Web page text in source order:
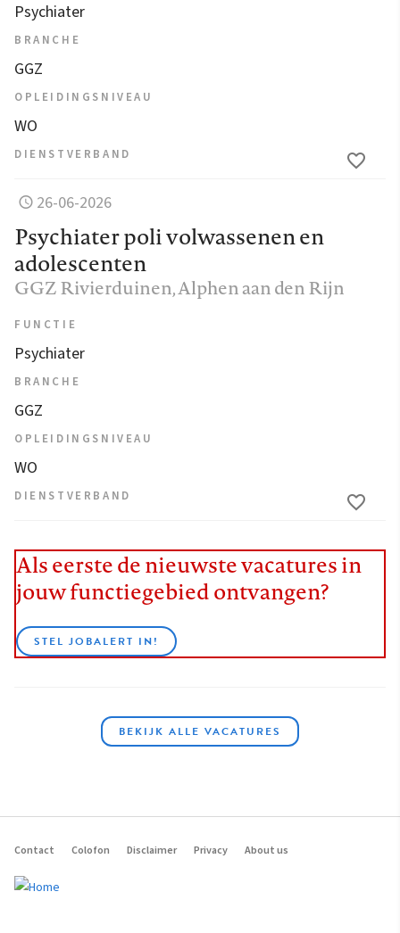
Psychiater
BRANCHE
GGZ
OPLEIDINGSNIVEAU
WO
DIENSTVERBAND
26-06-2026
Psychiater poli volwassenen en
adolescenten
GGZ Rivierduinen, Alphen aan den Rijn
FUNCTIE
Psychiater
BRANCHE
GGZ
OPLEIDINGSNIVEAU
WO
DIENSTVERBAND
Als eerste de nieuwste vacatures in
jouw functiegebied ontvangen?
STEL JOBALERT IN!
BEKIJK ALLE VACATURES
Footer
navigation
Contact Colofon Disclaimer Privacy About us